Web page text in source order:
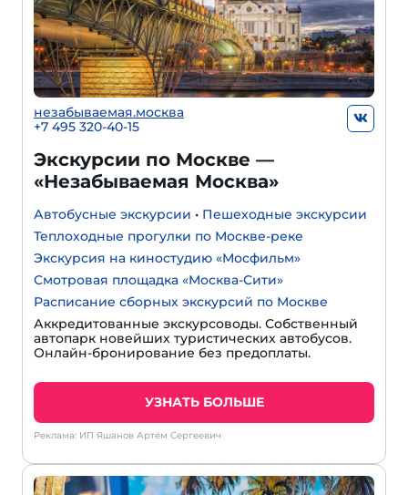
незабываемая.москва
+7 495 320-40-15
Экскурсии по Москве —
«Незабываемая Москва»
Автобусные экскурсии • Пешеходные экскурсии
Теплоходные прогулки по Москве-реке
Экскурсия на киностудию «Мосфильм»
Смотровая площадка «Москва-Сити»
Расписание сборных экскурсий по Москве
Аккредитованные экскурсоводы. Собственный
автопарк новейших туристических автобусов.
Онлайн-бронирование без предоплаты.
УЗНАТЬ БОЛЬШЕ
Реклама: ИП Яшанов Артём Сергеевич